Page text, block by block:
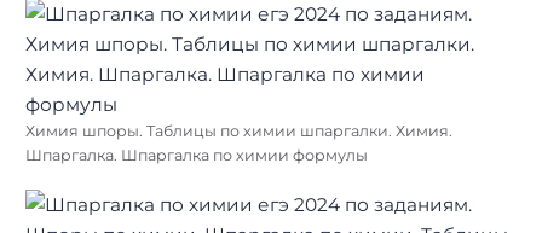
Химия шпоры. Таблицы по химии шпаргалки. Химия.
Шпаргалка. Шпаргалка по химии формулы